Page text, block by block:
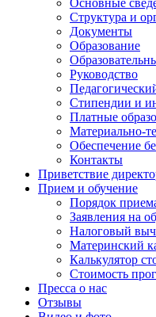
Основные
Структура и
Документы
Образование
Руководство
Стипендии и
Платные
Материально-
Обеспечение
Контакты
Приветствие
Прием и обучение
Порядок
Заявления на
Налоговый
Материнский
Калькулятор
Стоимость
Пресса о нас
Отзывы